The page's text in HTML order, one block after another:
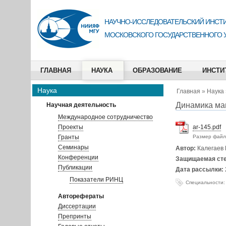
НАУЧНО-ИССЛЕДОВАТЕЛЬСКИЙ
МОСКОВСКОГО
ГЛАВНАЯ НАУКА ОБРАЗОВАНИЕ
Наука
Научная деятельность
Международное сотрудничество
Проекты
Гранты
Семинары
Конференции
Публикации
Показатели РИНЦ
Авторефераты
Диссертации
Препринты
Главная » Наука
Динамика
ar-145.pdf
Размер
Автор:
Защищаемая
Дата рассылки:
Специальности: